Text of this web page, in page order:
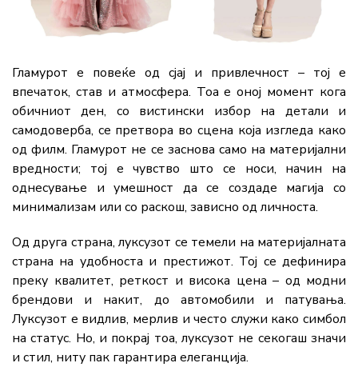
Гламурот е повеќе од сјај и привлечност – тој е
впечаток, став и атмосфера. Тоа е оној момент кога
обичниот ден, со вистински избор на детали и
самодоверба, се претвора во сцена која изгледа како
од филм. Гламурот не се заснова само на материјални
вредности; тој е чувство што се носи, начин на
однесување и умешност да се создаде магија со
минимализам или со раскош, зависно од личноста.
Од друга страна, луксузот се темели на материјалната
страна на удобноста и престижот. Тој се дефинира
преку квалитет, реткост и висока цена – од модни
брендови и накит, до автомобили и патувања.
Луксузот е видлив, мерлив и често служи како симбол
на статус. Но, и покрај тоа, луксузот не секогаш значи
и стил, ниту пак гарантира елеганција.